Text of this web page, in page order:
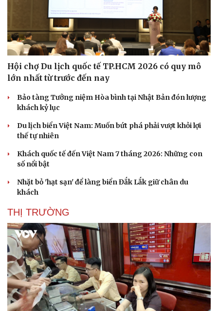
Hội chợ Du lịch quốc tế TP.HCM 2026 có quy mô
lớn nhất từ trước đến nay
Bảo tàng Tưởng niệm Hòa bình tại Nhật Bản đón lượng
khách kỷ lục
Du lịch biển Việt Nam: Muốn bứt phá phải vượt khỏi lợi
thế tự nhiên
Khách quốc tế đến Việt Nam 7 tháng 2026: Những con
số nổi bật
Nhặt bỏ 'hạt sạn' để làng biển Đắk Lắk giữ chân du
khách
THỊ TRƯỜNG